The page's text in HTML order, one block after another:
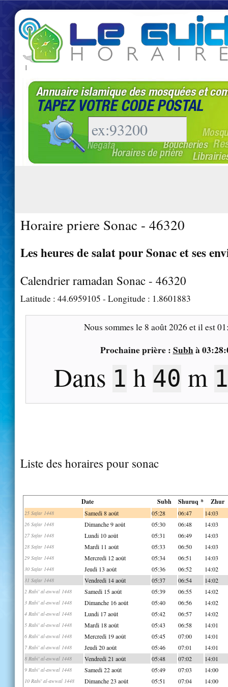
|
Horaire priere Sonac - 46320
Les heures de salat pour Sonac et ses
Calendrier ramadan Sonac - 46320
Latitude : 44.6959105 - Longitude : 1.8601883
Nous sommes le 8 août 2026 et il est
Prochaine prière : Subhà
Dans1h40m
Liste des horaires pour sonac
Date Subh Shuruq * Zhur
25 Safar 1448 Samedi 8 août 05:28 06:47 14:03
26 Safar 1448 Dimanche 9 août 05:30 06:48 14:03
27 Safar 1448 Lundi 10 août 05:31 06:49 14:03
28 Safar 1448 Mardi 11 août 05:33 06:50 14:03
29 Safar 1448 Mercredi 12 août 05:34 06:51 14:03
30 Safar 1448 Jeudi 13 août 05:36 06:52 14:02
31 Safar 1448 Vendredi 14 août 05:37 06:54 14:02
2 Rabi' al-awwal 1448 Samedi 15 août 05:39 06:55 14:02
3 Rabi' al-awwal 1448 Dimanche 16 août 05:40 06:56 14:02
4 Rabi' al-awwal 1448 Lundi 17 août 05:42 06:57 14:02
5 Rabi' al-awwal 1448 Mardi 18 août 05:43 06:58 14:01
6 Rabi' al-awwal 1448 Mercredi 19 août 05:45 07:00 14:01
7 Rabi' al-awwal 1448 Jeudi 20 août 05:46 07:01 14:01
8 Rabi' al-awwal 1448 Vendredi 21 août 05:48 07:02 14:01
9 Rabi' al-awwal 1448 Samedi 22 août 05:49 07:03 14:00
10 Rabi' al-awwal 1448 Dimanche 23 août 05:51 07:04 14:00